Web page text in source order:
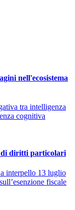
nell'ecosistema
tra intelligenza
cognitiva
di diritti particolari
interpello 13 luglio
fiscale